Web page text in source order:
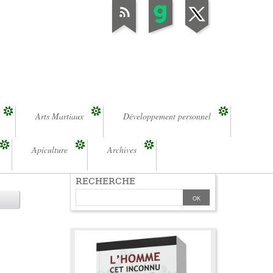
Arts Martiaux Développement personnel
Apiculture Archives
RECHERCHE